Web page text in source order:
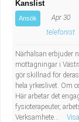
Kanslist
Ansök Apr 30
telefonist
Närhälsan erbjuder
mottagningar i
gör skillnad för
hela yrkeslivet. Om
Här arbetar det
fysioterapeuter,
Verksamhete...